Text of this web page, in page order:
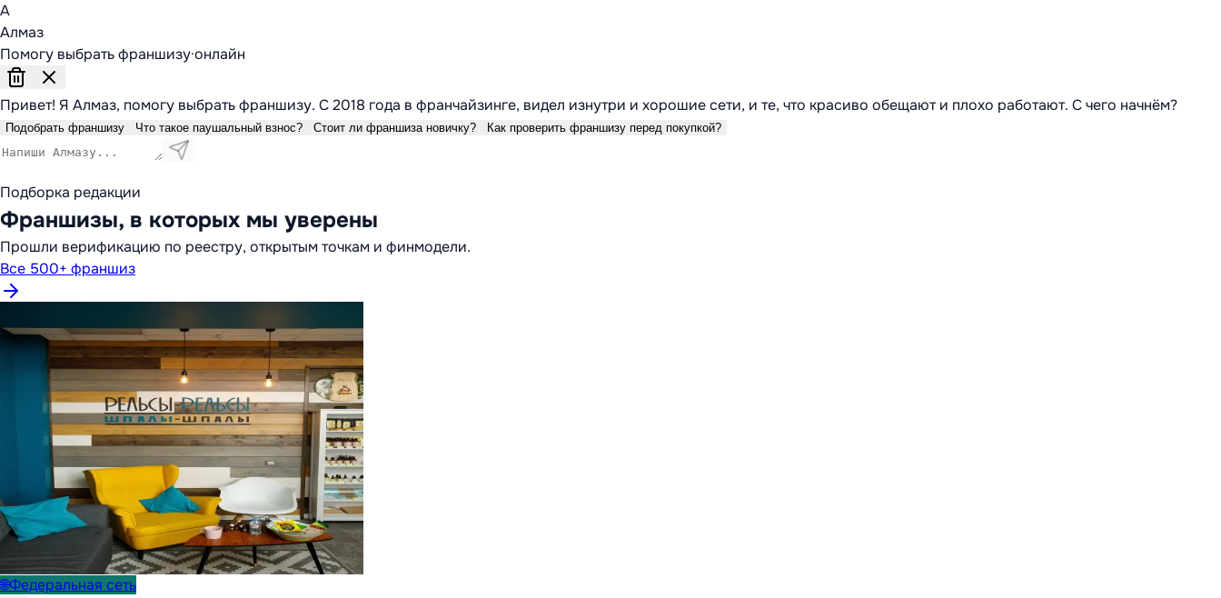
А
Алмаз
Помогу выбрать франшизу·онлайн
Привет! Я Алмаз, помогу выбрать франшизу. С 2018 года в франчайзинге, видел изнутри и хорошие сети, и те, что красиво обещают и плохо работают. С чего начнём?
Подобрать франшизу Что такое паушальный взнос? Стоит ли франшиза новичку? Как проверить франшизу перед покупкой?
Подборка редакции
Франшизы, в которых мы уверены
Прошли верификацию по реестру, открытым точкам и финмодели.
Все 500+ франшиз
🌐Федеральная сеть